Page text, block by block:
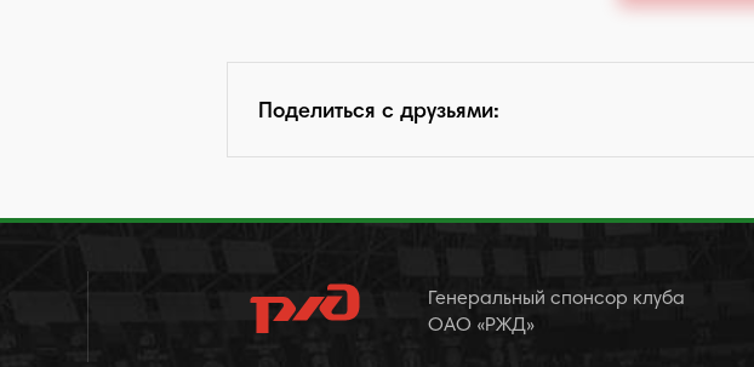
Поделиться с друзьями:
Генеральный спонсор клуба
ОАО «РЖД»